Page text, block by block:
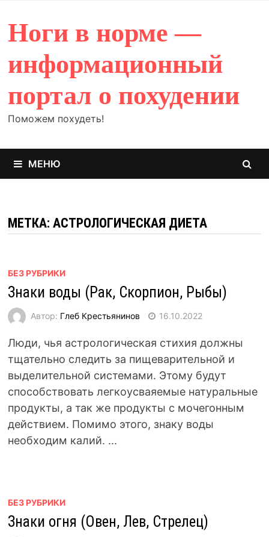
содержимому
Ноги в норме —
информационный
портал о похудении
Поможем похудеть!
МЕНЮ
МЕТКА: АСТРОЛОГИЧЕСКАЯ ДИЕТА
БЕЗ РУБРИКИ
Знаки воды (Рак, Скорпион, Рыбы)
Автор: Глеб Крестьянинов 16.10.2022
Люди, чья астрологическая стихия должны
тщательно следить за пищеварительной и
выделительной системами. Этому будут
способствовать легкоусваяемые натуральные
продукты, а так же продукты с мочегонным
действием. Помимо этого, знаку воды
необходим калий. ...
БЕЗ РУБРИКИ
Знаки огня (Овен, Лев, Стрелец)